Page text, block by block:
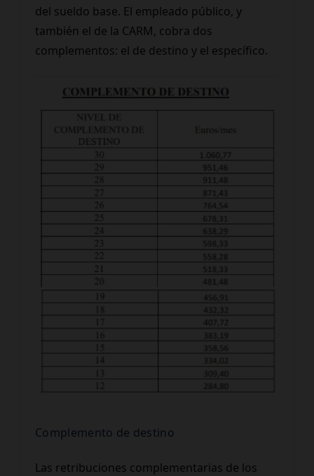
del sueldo base. El empleado público, y
también el de la CARM, cobra dos
complementos: el de destino y el específico.
Complemento de destino
Las retribuciones complementarias de los